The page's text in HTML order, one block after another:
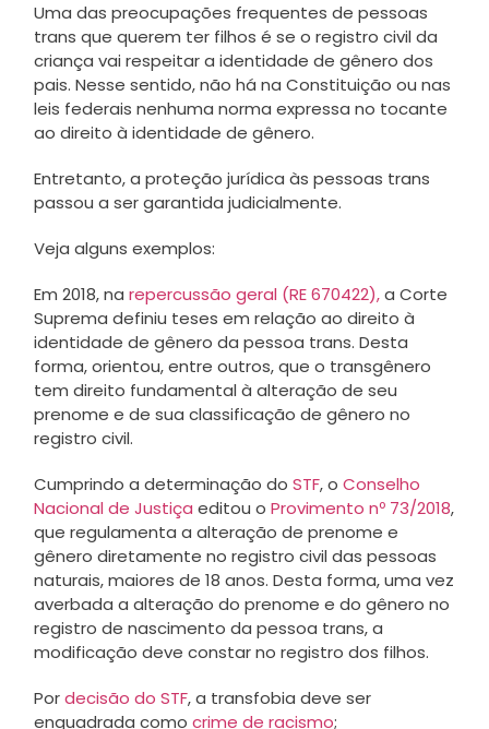
Uma das preocupações frequentes de pessoas
trans que querem ter filhos é se o registro civil da
criança vai respeitar a identidade de gênero dos
pais. Nesse sentido, não há na Constituição ou nas
leis federais nenhuma norma expressa no tocante
ao direito à identidade de gênero.
Entretanto, a proteção jurídica às pessoas trans
passou a ser garantida judicialmente.
Veja alguns exemplos:
Em 2018, na repercussão geral (RE 670422),a Corte
Suprema definiu teses em relação ao direito à
identidade de gênero da pessoa trans. Desta
forma, orientou, entre outros, que o transgênero
tem direito fundamental à alteração de seu
prenome e de sua classificação de gênero no
registro civil.
Cumprindo a determinação do STF, o Conselho
Nacional de Justiça editou o Provimento nº 73/2018,
que regulamenta a alteração de prenome e
gênero diretamente no registro civil das pessoas
naturais, maiores de 18 anos. Desta forma, uma vez
averbada a alteração do prenome e do gênero no
registro de nascimento da pessoa trans, a
modificação deve constar no registro dos filhos.
Pordecisão do STF, a transfobia deve ser
enquadrada como crime de racismo;